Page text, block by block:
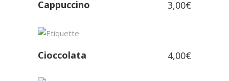
Cappuccino 3,00€
Cioccolata 4,00€